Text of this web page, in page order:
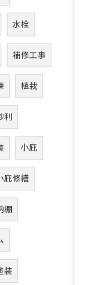
水栓
補修工事
植栽
利
小庇
庇修繕
棚
装